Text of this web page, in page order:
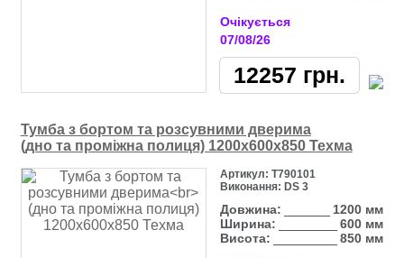
Очікується
07/08/26
12257 грн.
Тумба з бортом та розсувними дверима
(дно та проміжна полиця) 1200х600х850 Техма
Артикул: Т790101
Виконання: DS 3
Довжина:
1200 мм
Ширина:
600 мм
Висота:
850 мм